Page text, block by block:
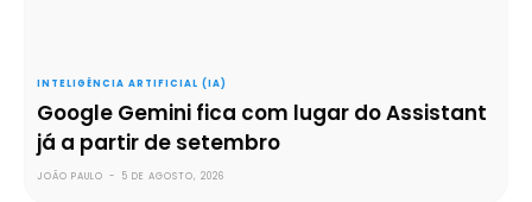
INTELIGÊNCIA ARTIFICIAL (IA)
Google Gemini fica com lugar do Assistant
já a partir de setembro
JOÃO PAULO - 5 DE AGOSTO, 2026